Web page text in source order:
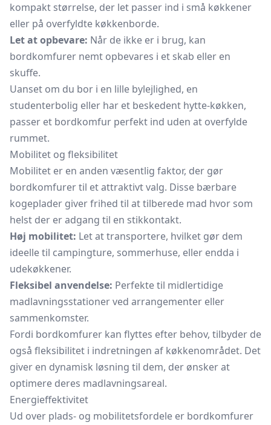
kompakt størrelse, der let passer ind i små køkkener
eller på overfyldte køkkenborde.
Let at opbevare: Når de ikke er i brug, kan
bordkomfurer nemt opbevares i et skab eller en
skuffe.
Uanset om du bor i en lille bylejlighed, en
studenterbolig eller har et beskedent hytte-køkken,
passer et bordkomfur perfekt ind uden at overfylde
rummet.
Mobilitet og fleksibilitet
Mobilitet er en anden væsentlig faktor, der gør
bordkomfurer til et attraktivt valg. Disse bærbare
kogeplader giver frihed til at tilberede mad hvor som
helst der er adgang til en stikkontakt.
Høj mobilitet: Let at transportere, hvilket gør dem
ideelle til campingture, sommerhuse, eller endda i
udekøkkener.
Fleksibel anvendelse: Perfekte til midlertidige
madlavningsstationer ved arrangementer eller
sammenkomster.
Fordi bordkomfurer kan flyttes efter behov, tilbyder de
også fleksibilitet i indretningen af køkkenområdet. Det
giver en dynamisk løsning til dem, der ønsker at
optimere deres madlavningsareal.
Energieffektivitet
Ud over plads- og mobilitetsfordele er bordkomfurer